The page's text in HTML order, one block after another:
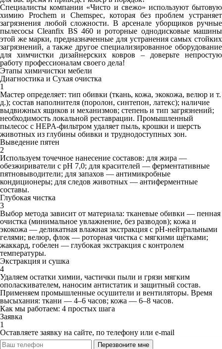
Специалисты компании «Чисто и свежо» используют бытовую
химию Prochem и Chemspec, которая без проблем устраняет
загрязнения любой сложности. В арсенале уборщиков ручные
пылесосы Cleanfix BS 460 и роторные однодисковые машины
этой же марки, предназначенные для устранения самых стойких
загрязнений, а также другое специализированное оборудование
для химчистки дизайнерских ковров – доверьте непростую
работу профессионалам своего дела!
Этапы химичистки мебели
Диагностика и Сухая очистка
1
Мастер определяет: тип обивки (ткань, кожа, экокожа, велюр и т.
д.); состав наполнителя (поролон, синтепон, латекс); наличие
выдвижных ящиков и механизмов; степень и тип загрязнений;
необходимость локальной реставрации. Промышленный
пылесос с HEPA‑фильтром удаляет пыль, крошки и шерсть
животных из глубины обивки и труднодоступных зон.
Выведение пятен
2
Используем точечное нанесение составов: для жира —
обезжириватели с pH 7,0; для красителей — ферментативные
пятновыводители; для запахов — антимикробные
кондиционеры; для следов животных — антиферментные
составы.
Глубокая чистка
3
Выбор метода зависит от материала: тканевые обивки — пенная
очистка (минимальное увлажнение, без разводов); кожа и
экокожа — деликатная влажная экстракция с pH‑нейтральными
гелями; велюр, флок — роторная чистка с мягкими щётками;
жаккард, гобелен — глубокая экстракция с контролем
температуры.
Экстракция и сушка
4
Удаляем остатки химии, частички пыли и грязи мягким
ополаскивателем, наносим антистатик и защитный состав.
Применяем промышленные осушители и вентиляторы. Время
высыхания: ткани — 4–6 часов; кожа — 6–8 часов.
Как мы работаем: 4 простых шага
Заявка
1
Оставляете заявку на сайте, по телефону или e-mail
Перезвоните мне